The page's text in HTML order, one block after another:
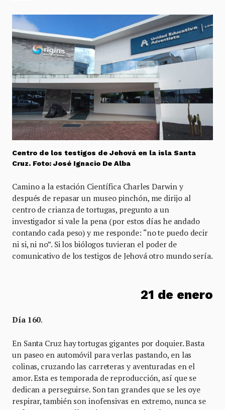
Centro de los testigos de Jehová en la isla Santa
Cruz. Foto: José Ignacio De Alba
Camino a la estación Científica Charles Darwin y
después de repasar un museo pinchón, me dirijo al
centro de crianza de tortugas, pregunto a un
investigador si vale la pena (por estos días he andado
contando cada peso) y me responde: “no te puedo decir
ni si, ni no”. Si los biólogos tuvieran el poder de
comunicativo de los testigos de Jehová otro mundo sería.
21 de enero
Día 160.
En Santa Cruz hay tortugas gigantes por doquier. Basta
un paseo en automóvil para verlas pastando, en las
colinas, cruzando las carreteras y aventuradas en el
amor. Esta es temporada de reproducción, así que se
dedican a perseguirse. Son tan grandes que se les oye
respirar, también son inofensivas en extremo, nunca se